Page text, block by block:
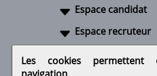
Espace candidat
Espace recruteur
Les cookies permettent